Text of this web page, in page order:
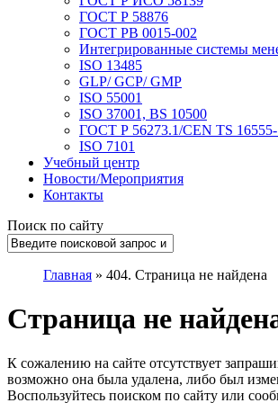
ГОСТ Р 58876
ГОСТ РВ 0015-002
Интегрированные системы
ISO 13485
GLP/ GCP/ GMP
ISO 55001
ISO 37001, BS 10500
ГОСТ Р 56273.1/CEN TS 16555-
ISO 7101
Учебный центр
Новости/Мероприятия
Контакты
Поиск по сайту
Главная » 404. Страница не найдена
Страница не
К сожалению на сайте отсутствует
возможно она была удалена, либо был
Воспользуйтесь поиском по сайту или